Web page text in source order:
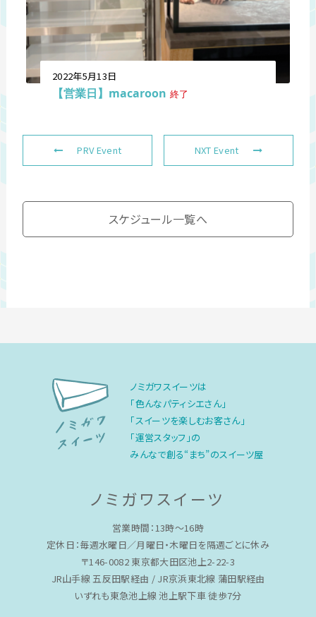
2022年5月13日
【営業日】macaroon 終了
PRV Event NXT Event
スケジュール一覧へ
ノミガワスイーツは
「色んなパティシエさん」
「スイーツを楽しむお客さん」
「運営スタッフ」の
みんなで創る“まち”のスイーツ屋
ノミガワスイーツ
営業時間：13時〜16時
定休日：毎週水曜日／月曜日・木曜日を隔週ごとに休み
〒146-0082 東京都大田区池上2-22-3
JR山手線 五反田駅経由 / JR京浜東北線 蒲田駅経由
いずれも東急池上線 池上駅下車 徒歩7分